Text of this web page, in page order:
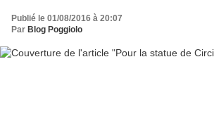
Publié le 01/08/2016 à 20:07
Par Blog Poggiolo